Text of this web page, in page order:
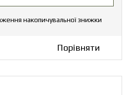
накопичувальної знижки
Порівняти